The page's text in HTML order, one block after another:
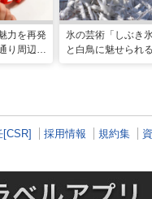
力を再発
り周辺の
氷の芸術「しぶき
と白鳥に魅せられ
[CSR] 採用情報 規約集